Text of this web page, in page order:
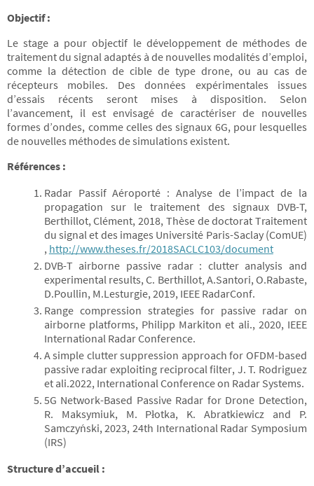
Objectif :
Le stage a pour objectif le développement de méthodes de
traitement du signal adaptés à de nouvelles modalités d’emploi,
comme la détection de cible de type drone, ou au cas de
récepteurs mobiles. Des données expérimentales issues
d’essais récents seront mises à disposition. Selon
l’avancement, il est envisagé de caractériser de nouvelles
formes d’ondes, comme celles des signaux 6G, pour lesquelles
de nouvelles méthodes de simulations existent.
Références :
Radar Passif Aéroporté : Analyse de l’impact de la
propagation sur le traitement des signaux DVB-T,
Berthillot, Clément, 2018, Thèse de doctorat Traitement
du signal et des images Université Paris-Saclay (ComUE)
, http://www.theses.fr/2018SACLC103/document
DVB-T airborne passive radar : clutter analysis and
experimental results, C. Berthillot, A.Santori, O.Rabaste,
D.Poullin, M.Lesturgie, 2019, IEEE RadarConf.
Range compression strategies for passive radar on
airborne platforms, Philipp Markiton et ali., 2020, IEEE
International Radar Conference.
A simple clutter suppression approach for OFDM-based
passive radar exploiting reciprocal filter, J. T. Rodriguez
et ali.2022, International Conference on Radar Systems.
5G Network-Based Passive Radar for Drone Detection,
R. Maksymiuk, M. Płotka, K. Abratkiewicz and P.
Samczyński, 2023, 24th International Radar Symposium
(IRS)
Structure d’accueil :